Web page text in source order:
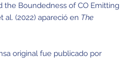
the Boundedness of CO Emitting
al. (2022) apareció en The
original fue publicado por